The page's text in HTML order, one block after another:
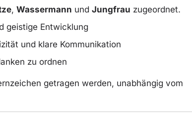
, Wassermann und Jungfrau zugeordnet.
geistige Entwicklung
und klare Kommunikation
zu ordnen
getragen werden, unabhängig vom